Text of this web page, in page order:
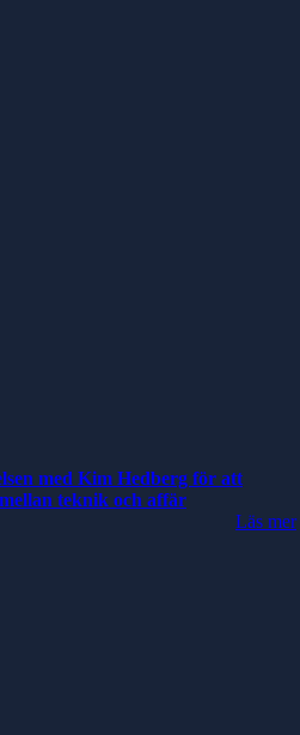
med Kim Hedberg för att
teknik och affär
Läs mer